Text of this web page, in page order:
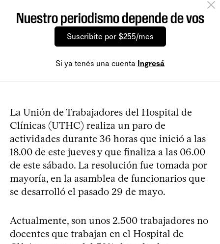
Nuestro periodismo depende de vos
Suscribite por $255/mes
Si ya tenés una cuenta Ingresá
La Unión de Trabajadores del Hospital de
Clínicas (UTHC) realiza un paro de
actividades durante 36 horas que inició a las
18.00 de este jueves y que finaliza a las 06.00
de este sábado. La resolución fue tomada por
mayoría, en la asamblea de funcionarios que
se desarrolló el pasado 29 de mayo.
Actualmente, son unos 2.500 trabajadores no
docentes que trabajan en el Hospital de